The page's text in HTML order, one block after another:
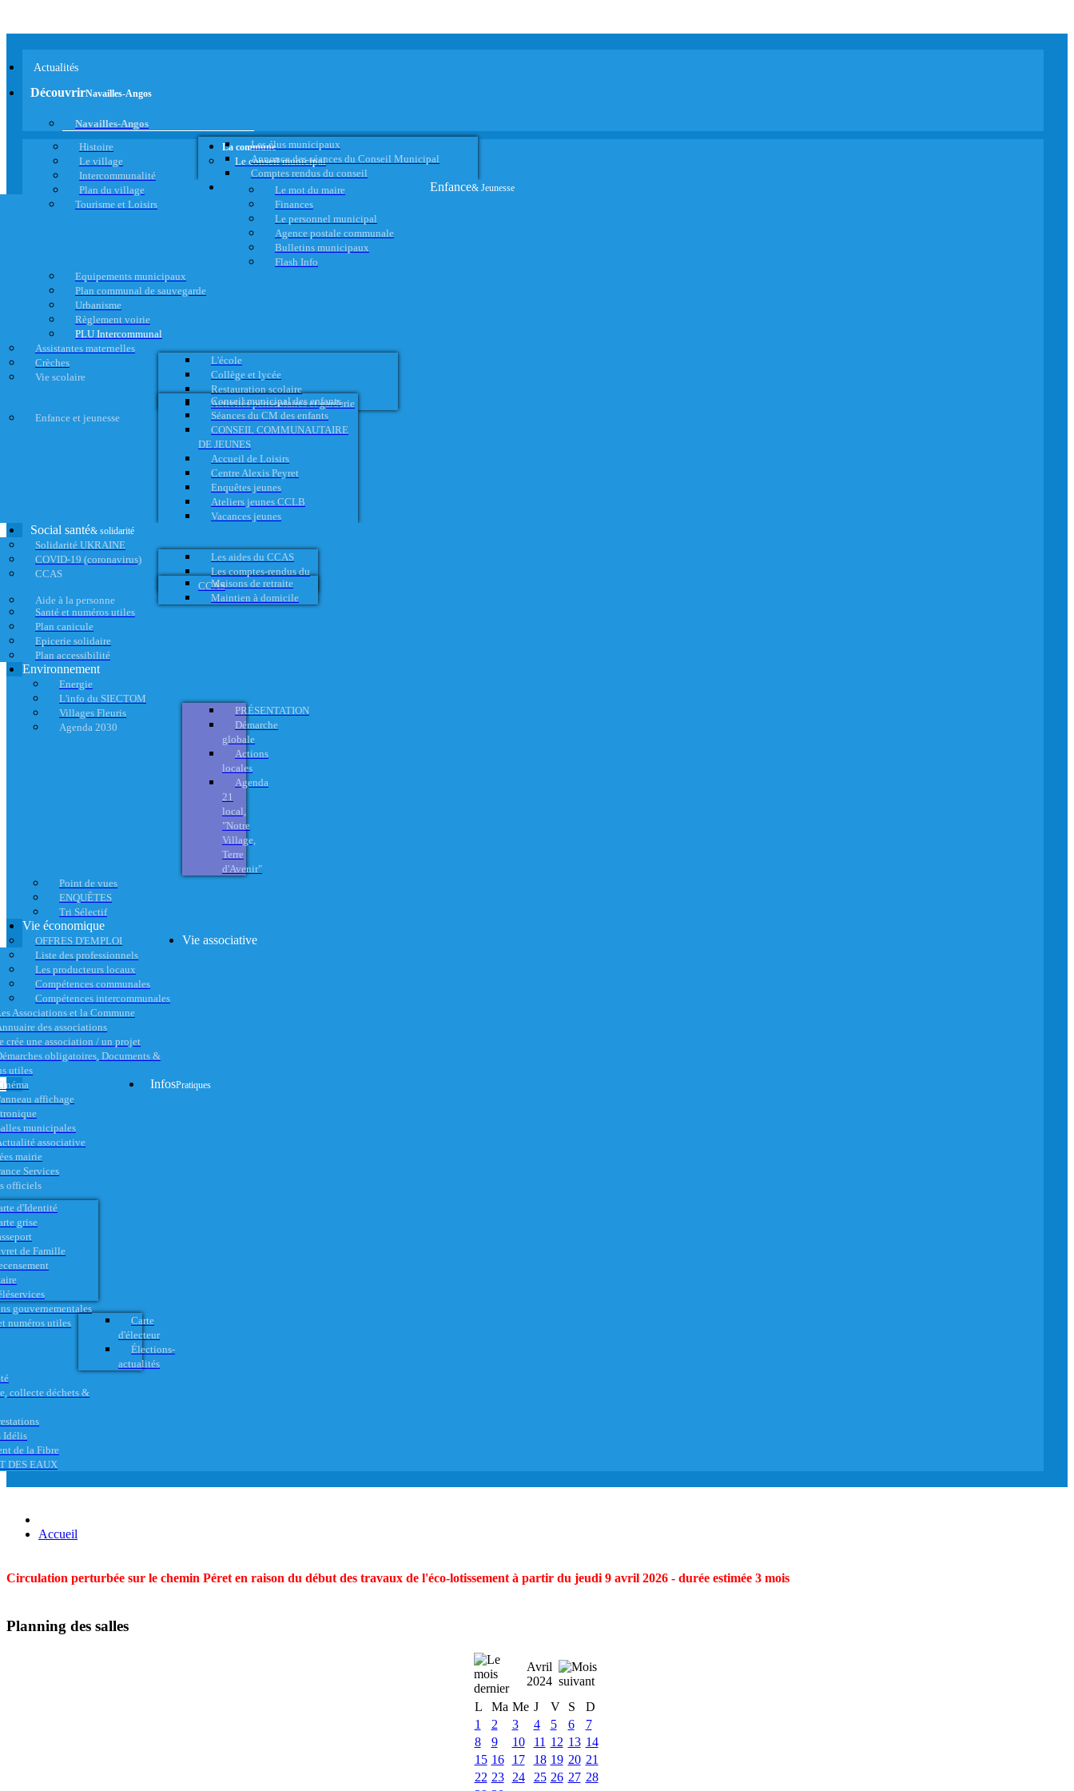
Actualités
DécouvrirNavailles-Angos
Navailles-Angos
Histoire
Le village
Intercommunalité
Plan du village
Tourisme et Loisirs
La commune
Le conseil municipal
Les élus municipaux
Annonce des séances du Conseil Municipal
Comptes rendus du conseil
Le mot du maire
Finances
Le personnel municipal
Agence postale communale
Bulletins municipaux
Flash Info
Equipements municipaux
Plan communal de sauvegarde
Urbanisme
Règlement voirie
PLU Intercommunal
Enfance& Jeunesse
Assistantes maternelles
Crèches
Vie scolaire
L'école
Collège et lycée
Restauration scolaire
Activités périscolaires et garderie
Enfance et jeunesse
Conseil municipal des enfants
Séances du CM des enfants
CONSEIL COMMUNAUTAIRE
DE JEUNES
Accueil de Loisirs
Centre Alexis Peyret
Enquêtes jeunes
Ateliers jeunes CCLB
Vacances jeunes
Social santé& solidarité
Solidarité UKRAINE
COVID-19 (coronavirus)
CCAS
Les aides du CCAS
Les comptes-rendus du
CCAS
Aide à la personne
Maisons de retraite
Maintien à domicile
Santé et numéros utiles
Plan canicule
Epicerie solidaire
Plan accessibilité
Environnement
Energie
L'info du SIECTOM
Villages Fleuris
Agenda 2030
PRÉSENTATION
Démarche
globale
Actions
locales
Agenda
21
local,
"Notre
Village,
Terre
d'Avenir"
Point de vues
ENQUÊTES
Tri Sélectif
Vie économique
OFFRES D'EMPLOI
Liste des professionnels
Les producteurs locaux
Compétences communales
Compétences intercommunales
Vie associative
Associations et la Commune
des associations
crée une association / un projet
obligatoires, Documents &
utiles
affichage
municipales
associative
InfosPratiques
mairie
Services
officiels
d'Identité
grise
de Famille
gouvernementales
numéros utiles
Carte
d'électeur
Élections-
actualités
collecte déchets &
Idélis
de la Fibre
DES EAUX
Accueil
Circulation perturbée sur le chemin Péret en raison du début des travaux de l'éco-lotissement à partir du jeudi 9 avril 2026 - durée estimée 3 mois
Planning des salles
Avril
2024
L
Ma Me J V S
D
1
2 3 4 5 6
7
8
9 10 11 12 13 14
15 16 17 18 19 20 21
22 23 24 25 26 27 28